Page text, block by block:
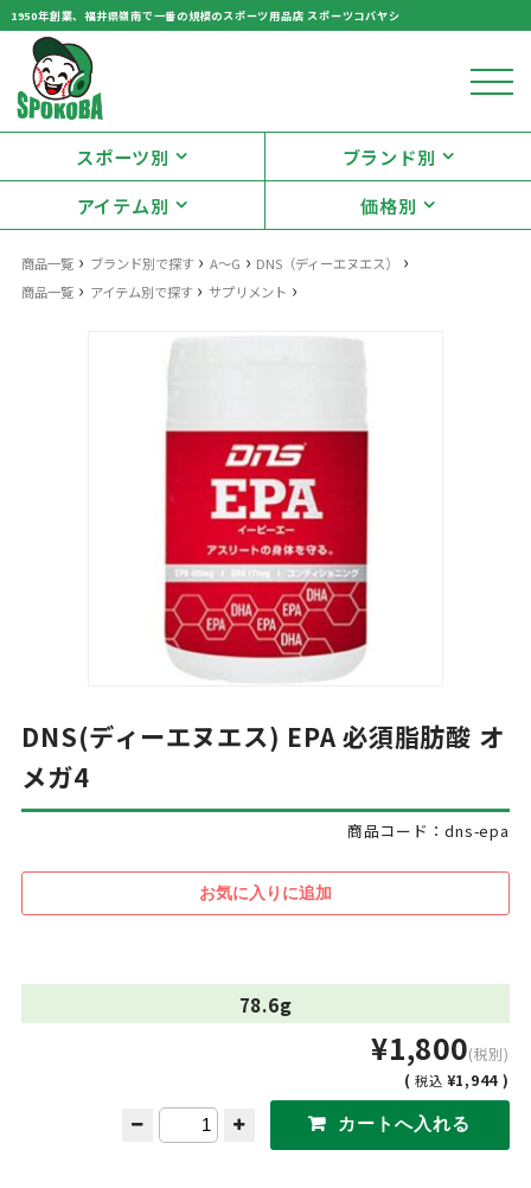
1950年創業、福井県嶺南で一番の規模のスポーツ用品店 スポーツコバヤシ
スポーツ別
ブランド別
アイテム別
価格別
商品一覧 › ブランド別で探す› A～G › DNS（ディーエヌエス） ›
商品一覧 › アイテム別で探す› サプリメント ›
DNS(ディーエヌエス) EPA 必須脂肪酸 オ
メガ4
商品コード：dns-epa
78.6g
¥1,800(税別)
(税込 ¥1,944 )